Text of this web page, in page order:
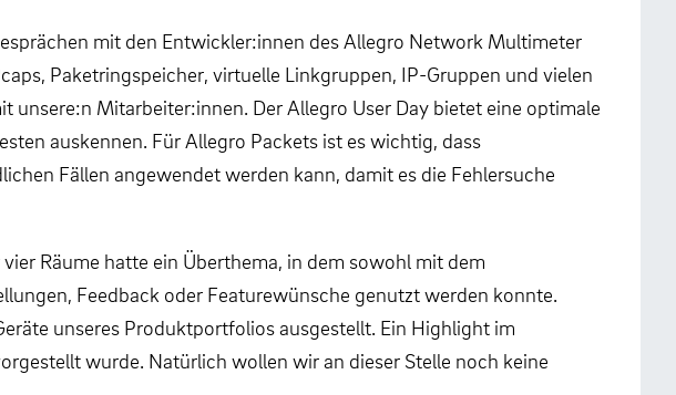
mit den Entwickler:innen des Allegro Network Multimeter
Paketringspeicher, virtuelle Linkgruppen, IP-Gruppen und vielen
Mitarbeiter:innen. Der Allegro User Day bietet eine optimale
auskennen. Für Allegro Packets ist es wichtig, dass
Fällen angewendet werden kann, damit es die Fehlersuche
Räume hatte ein Überthema, in dem sowohl mit dem
Feedback oder Featurewünsche genutzt werden konnte.
unseres Produktportfolios ausgestellt. Ein Highlight im
wurde. Natürlich wollen wir an dieser Stelle noch keine